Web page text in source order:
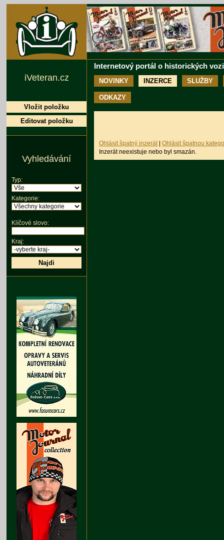
Internetový portál o historických
NOVINKY INZERCE SLUŽBY
ODKAZY
Ohlásit špatný inzerát
Ohlásit špatnou
Inzerát neexistuje nebo byl smazán.
iVeteran.cz
Vložit položku
Editovat položku
Vyhledávání
Typ:
Kategorie:
Klíčové slovo:
Kraj:
Najdi